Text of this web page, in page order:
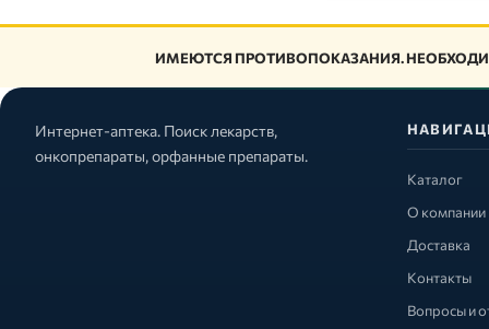
ИМЕЮТСЯ ПРОТИВОПОКАЗАНИЯ.
Интернет-аптека. Поиск лекарств,
онкопрепараты, орфанные препараты.
Каталог
О компании
Доставка
Контакты
Вопросы и